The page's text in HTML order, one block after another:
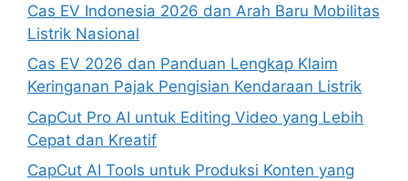
Cas EV Indonesia 2026 dan Arah Baru Mobilitas
Listrik Nasional
Cas EV 2026 dan Panduan Lengkap Klaim
Keringanan Pajak Pengisian Kendaraan Listrik
CapCut Pro AI untuk Editing Video yang Lebih
Cepat dan Kreatif
CapCut AI Tools untuk Produksi Konten yang